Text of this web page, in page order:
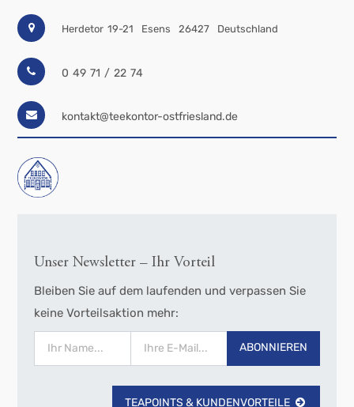
Herdetor 19-21 Esens 26427 Deutschland
0 49 71 / 22 74
kontakt@teekontor-ostfriesland.de
Unser Newsletter – Ihr Vorteil
Bleiben Sie auf dem laufenden und verpassen Sie
keine Vorteilsaktion mehr:
ABONNIEREN
TEAPOINTS & KUNDENVORTEILE